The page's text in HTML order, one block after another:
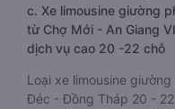
c. Xe limousine giường
từ Chợ Mới - An Giang
dịch vụ cao 20 -22 chỗ
Loại xe limousine
Đéc - Đồng Tháp 20 -